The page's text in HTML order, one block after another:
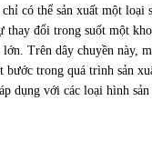
chỉ có thể sản xuất một loại
thay đổi trong suốt một
lớn. Trên dây chuyền này,
bước trong quá trình sản
dụng với các loại hình